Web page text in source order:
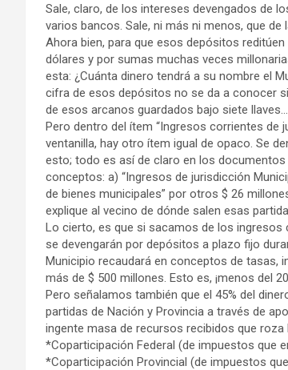
Sale, claro, de los intereses devengados de
varios bancos. Sale, ni más ni menos, que de
Ahora bien, para que esos depósitos
dólares y por sumas muchas veces
esta: ¿Cuánta dinero tendrá a su nombre el
cifra de esos depósitos no se da a conocer
de esos arcanos guardados bajo siete
Pero dentro del ítem “Ingresos corrientes de
ventanilla, hay otro ítem igual de opaco. Se
esto; todo es así de claro en los
conceptos: a) “Ingresos de jurisdicción
de bienes municipales” por otros $ 26
explique al vecino de dónde salen esas
Lo cierto, es que si sacamos de los ingresos
se devengarán por depósitos a plazo fijo
Municipio recaudará en conceptos de tasas,
más de $ 500 millones. Esto es, ¡menos del
Pero señalamos también que el 45% del
partidas de Nación y Provincia a través de
ingente masa de recursos recibidos que
*Coparticipación Federal (de impuestos que
*Coparticipación Provincial (de impuestos